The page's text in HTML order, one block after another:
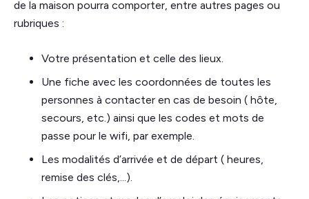
de la maison pourra comporter, entre autres pages ou
rubriques :
Votre présentation et celle des lieux.
Une fiche avec les coordonnées de toutes les
personnes à contacter en cas de besoin ( hôte,
secours, etc.) ainsi que les codes et mots de
passe pour le wifi, par exemple.
Les modalités d’arrivée et de départ ( heures,
remise des clés,...).